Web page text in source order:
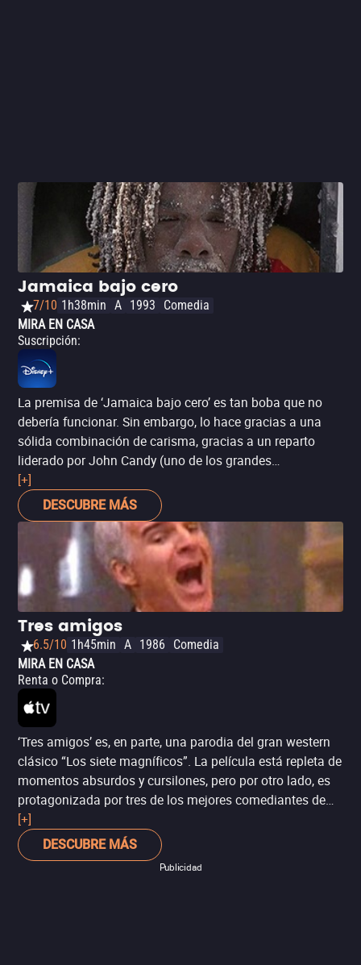
Jamaica bajo cero
7/10 1h38min A 1993
Comedia
MIRA EN CASA
Suscripción:
La premisa de ‘Jamaica bajo cero’ es tan boba que no
debería funcionar. Sin embargo, lo hace gracias a una
sólida combinación de carisma, gracias a un reparto
liderado por John Candy (uno de los grandes
comediantes estadounidenses de los setenta y ochenta).
Una película ideal si buscas humor ligero.
[+]
DESCUBRE MÁS
Tres amigos
6.5/10 1h45min A 1986
Comedia
MIRA EN CASA
Renta o Compra:
‘Tres amigos’ es, en parte, una parodia del gran western
clásico “Los siete magníficos”. La película está repleta de
momentos absurdos y cursilones, pero por otro lado, es
protagonizada por tres de los mejores comediantes de
los ochenta: Steve Martin, Chevy Chase y Martin Short.
Por eso, y por el villano mexicano Alfonso Arau, esta
película puede valer la pena.
[+]
DESCUBRE MÁS
Publicidad